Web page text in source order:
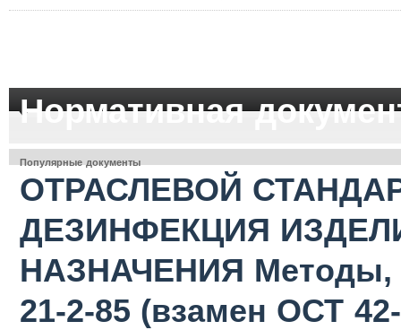
Нормативная
Популярные документы
ОТРАСЛЕВОЙ
ДЕЗИНФЕКЦИЯ
НАЗНАЧЕНИЯ Методы,
21-2-85 (взамен ОСТ